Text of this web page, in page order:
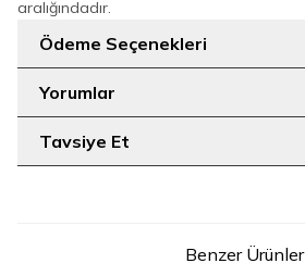
aralığındadır.
Ödeme Seçenekleri
Yorumlar
Tavsiye Et
Benzer Ürünler
6